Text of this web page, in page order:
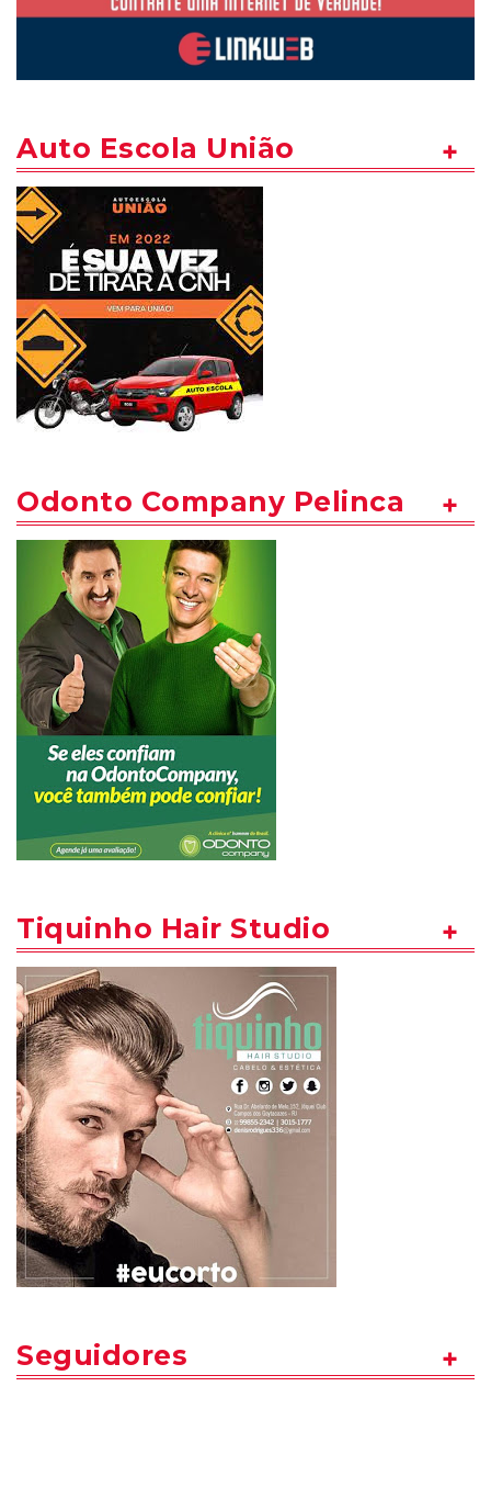
Auto Escola União
Odonto Company Pelinca
Tiquinho Hair Studio
Seguidores